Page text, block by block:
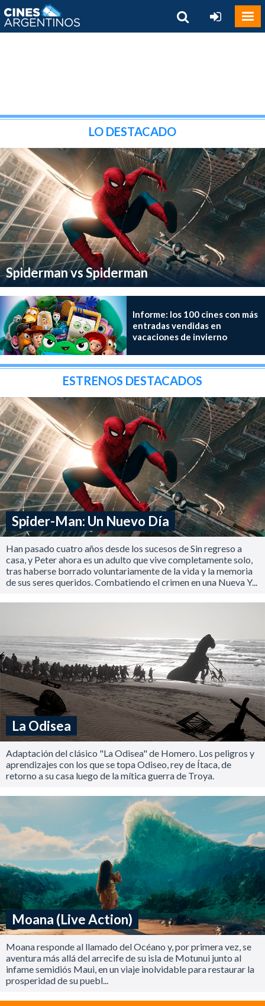
LO DESTACADO
Spiderman vs Spiderman
Informe: los 100 cines con más
entradas vendidas en
vacaciones de invierno
ESTRENOS DESTACADOS
Spider-Man: Un Nuevo Día
Han pasado cuatro años desde los sucesos de Sin regreso a
casa, y Peter ahora es un adulto que vive completamente solo,
tras haberse borrado voluntariamente de la vida y la memoria
de sus seres queridos. Combatiendo el crimen en una Nueva Y...
La Odisea
Adaptación del clásico "La Odisea" de Homero. Los peligros y
aprendizajes con los que se topa Odiseo, rey de Ítaca, de
retorno a su casa luego de la mítica guerra de Troya.
Moana (Live Action)
Moana responde al llamado del Océano y, por primera vez, se
aventura más allá del arrecife de su isla de Motunui junto al
infame semidiós Maui, en un viaje inolvidable para restaurar la
prosperidad de su puebl...